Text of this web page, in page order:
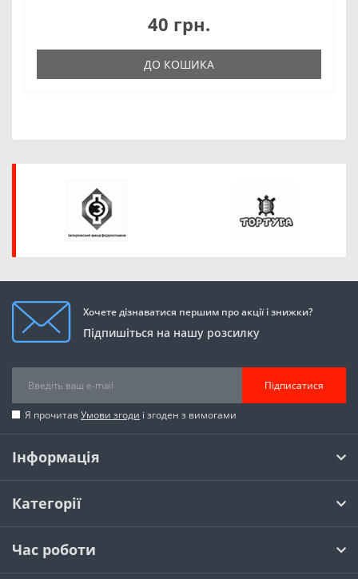
40 грн.
ДО КОШИКА
Хочете дізнаватися першим про акції і знижки?
Підпишіться на нашу розсилку
Підписатися
Я прочитавУмови згоди і згоден з вимогами
Інформація
Категорії
Час роботи